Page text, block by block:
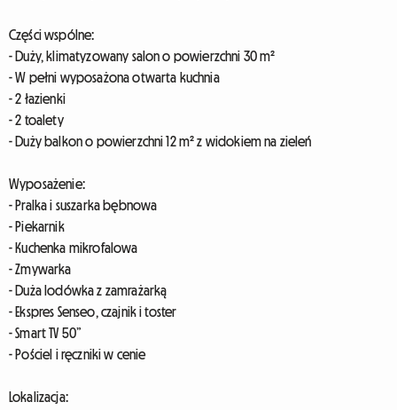
Części wspólne:
- Duży, klimatyzowany salon o powierzchni 30 m²
- W pełni wyposażona otwarta kuchnia
- 2 łazienki
- 2 toalety
- Duży balkon o powierzchni 12 m² z widokiem na zieleń
Wyposażenie:
- Pralka i suszarka bębnowa
- Piekarnik
- Kuchenka mikrofalowa
- Zmywarka
- Duża lodówka z zamrażarką
- Ekspres Senseo, czajnik i toster
- Smart TV 50”
- Pościel i ręczniki w cenie
Lokalizacja: